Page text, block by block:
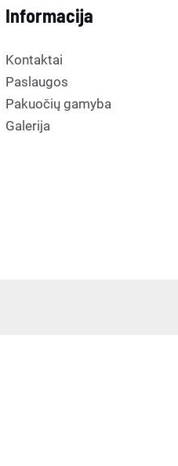
Informacija
Kontaktai
Paslaugos
Pakuočių gamyba
Galerija